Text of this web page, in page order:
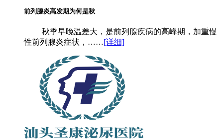
前列腺炎高发期为何是秋
秋季早晚温差大，是前列腺疾病的高峰期，加重慢
性前列腺炎症状，……[详细]